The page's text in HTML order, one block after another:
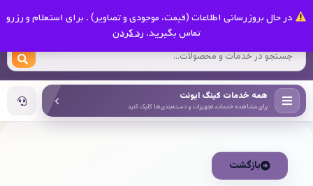
در حال بروزرسانی اطلاعات (قیمت، موجودی و تصاویر) . برای استعلام و رزرو
تماس بگیرید. رد کردن
کینگ ایونت
همه خدمات کینگ ایونت
برای مشاهده خدمات، تجهیزات و دسته‌بندی‌ها کلیک کنید
بازگشت